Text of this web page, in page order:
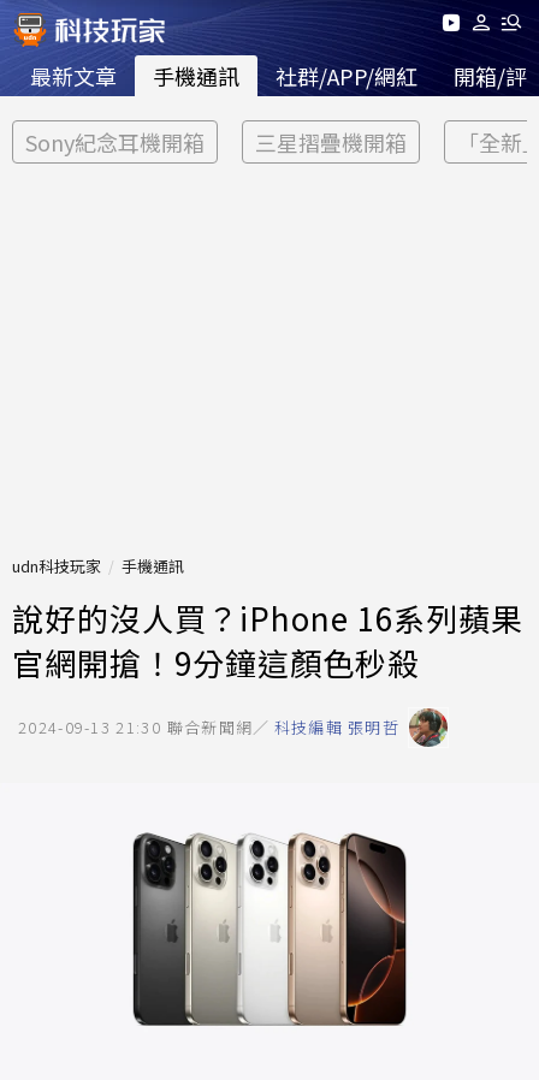
最新文章 手機通訊 社群/APP/網紅 開箱/評
Sony紀念耳機開箱 三星摺疊機開箱 「全新
udn科技玩家 手機通訊
說好的沒人買？iPhone 16系列蘋果
官網開搶！9分鐘這顏色秒殺
2024-09-13 21:30 聯合新聞網／ 科技編輯 張明哲